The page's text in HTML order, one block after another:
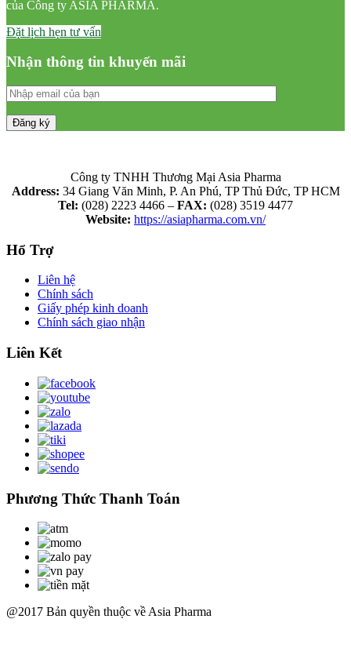
của Công ty ASIA PHARMA.
Đặt lịch hẹn tư vấn
Nhận thông tin khuyến mãi
Công ty TNHH Thương Mại Asia Pharma
Address: 34 Giang Văn Minh, P. An Phú, TP Thủ Đức, TP HCM
Tel: (028) 2223 4466 – FAX: (028) 3519 4477
Website: https://asiapharma.com.vn/
Hổ Trợ
Liên hệ
Chính sách
Giấy phép kinh doanh
Chính sách giao nhận
Liên Kết
Phương Thức Thanh Toán
@2017 Bản quyền thuộc về Asia Pharma